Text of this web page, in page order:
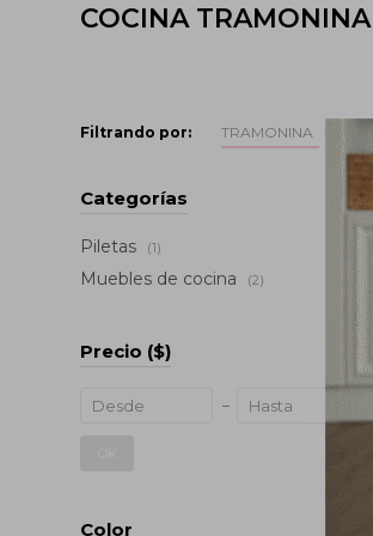
COCINA TRAMONINA
Filtrando por: TRAMONINA
Categorías
Piletas (1)
Muebles de cocina (2)
Precio ($)
Color